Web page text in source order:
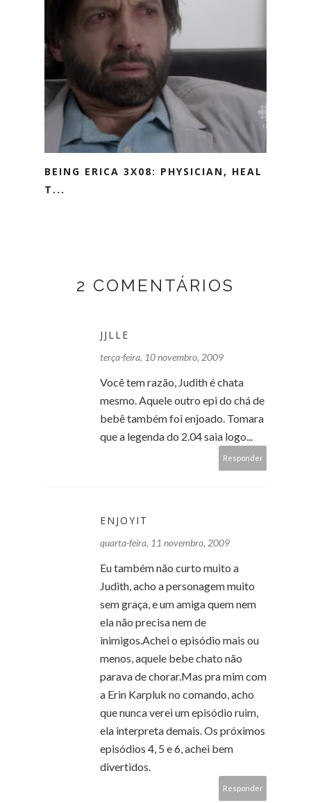
BEING ERICA 3X08: PHYSICIAN, HEAL
T...
2 COMENTÁRIOS
JJLLE
terça-feira, 10 novembro, 2009
Você tem razão, Judith é chata
mesmo. Aquele outro epi do chá de
bebê também foi enjoado. Tomara
que a legenda do 2.04 saia logo...
Responder
ENJOYIT
quarta-feira, 11 novembro, 2009
Eu também não curto muito a
Judith, acho a personagem muito
sem graça, e um amiga quem nem
ela não precisa nem de
inimigos.Achei o episódio mais ou
menos, aquele bebe chato não
parava de chorar.Mas pra mim com
a Erin Karpluk no comando, acho
que nunca verei um episódio ruim,
ela interpreta demais. Os próximos
episódios 4, 5 e 6, achei bem
divertidos.
Responder